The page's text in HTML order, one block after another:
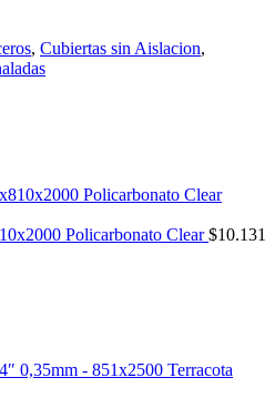
, Cubiertas sin Aislacion,
Policarbonato Clear$10.131